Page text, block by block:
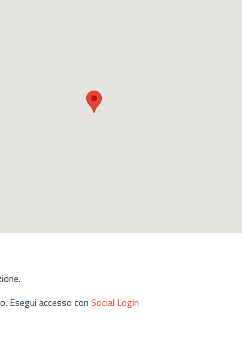
Esegui accesso con Social Login